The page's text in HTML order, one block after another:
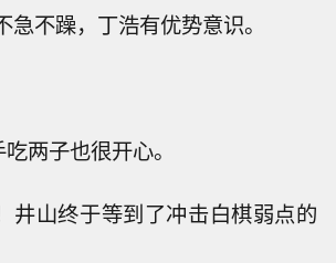
不躁，丁浩有优势意识。
两子也很开心。
井山终于等到了冲击白棋弱点的